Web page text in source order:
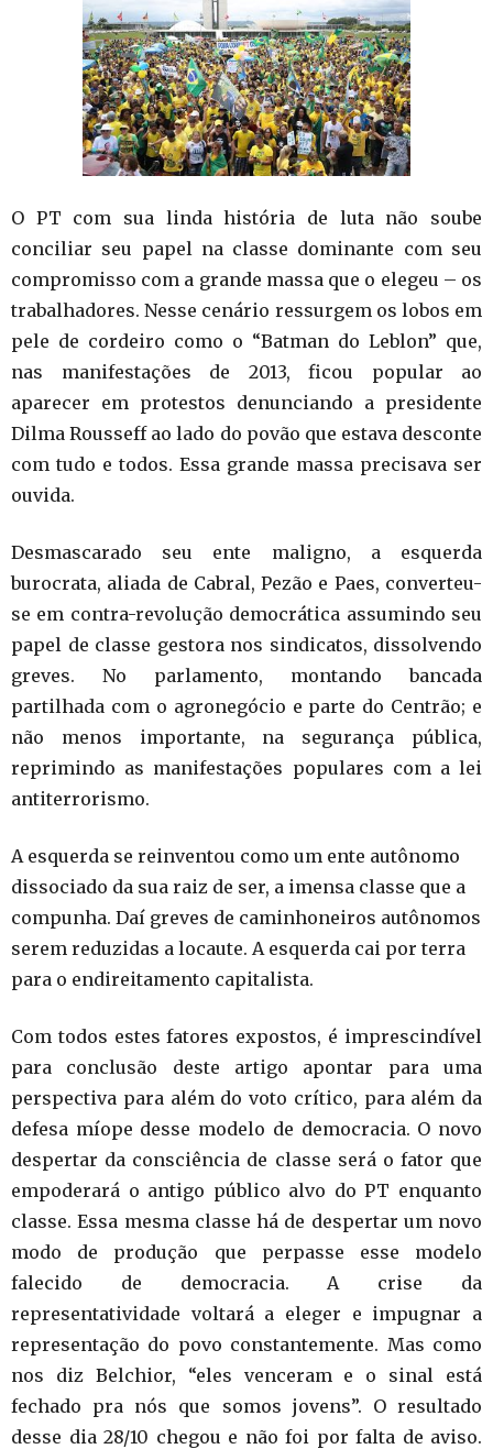
O PT com sua linda história de luta não soube
conciliar seu papel na classe dominante com seu
compromisso com a grande massa que o elegeu – os
trabalhadores. Nesse cenário ressurgem os lobos em
pele de cordeiro como o “Batman do Leblon” que,
nas manifestações de 2013, ficou popular ao
aparecer em protestos denunciando a presidente
Dilma Rousseff ao lado do povão que estava desconte
com tudo e todos. Essa grande massa precisava ser
ouvida.
Desmascarado seu ente maligno, a esquerda
burocrata, aliada de Cabral, Pezão e Paes, converteu-
se em contra-revolução democrática assumindo seu
papel de classe gestora nos sindicatos, dissolvendo
greves. No parlamento, montando bancada
partilhada com o agronegócio e parte do Centrão; e
não menos importante, na segurança pública,
reprimindo as manifestações populares com a lei
antiterrorismo.
A esquerda se reinventou como um ente autônomo
dissociado da sua raiz de ser, a imensa classe que a
compunha. Daí greves de caminhoneiros autônomos
serem reduzidas a locaute. A esquerda cai por terra
para o endireitamento capitalista.
Com todos estes fatores expostos, é imprescindível
para conclusão deste artigo apontar para uma
perspectiva para além do voto crítico, para além da
defesa míope desse modelo de democracia. O novo
despertar da consciência de classe será o fator que
empoderará o antigo público alvo do PT enquanto
classe. Essa mesma classe há de despertar um novo
modo de produção que perpasse esse modelo
falecido de democracia. A crise da
representatividade voltará a eleger e impugnar a
representação do povo constantemente. Mas como
nos diz Belchior, “eles venceram e o sinal está
fechado pra nós que somos jovens”. O resultado
desse dia 28/10 chegou e não foi por falta de aviso.